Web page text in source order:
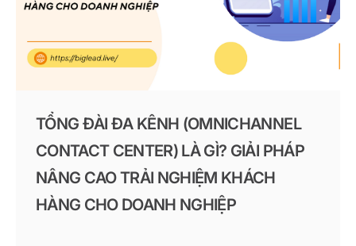
TỔNG ĐÀI ĐA KÊNH (OMNICHANNEL
CONTACT CENTER) LÀ GÌ? GIẢI PHÁP
NÂNG CAO TRẢI NGHIỆM KHÁCH
HÀNG CHO DOANH NGHIỆP